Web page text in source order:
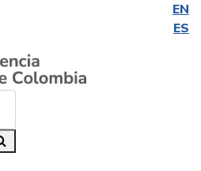
EN
ES